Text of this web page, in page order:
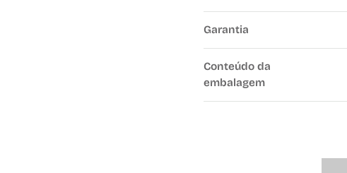
Garantia
Conteúdo da
embalagem